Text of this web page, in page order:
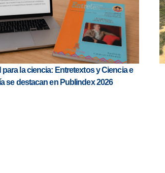
para la ciencia: Entretextos y Ciencia e
se destacan en Publindex 2026